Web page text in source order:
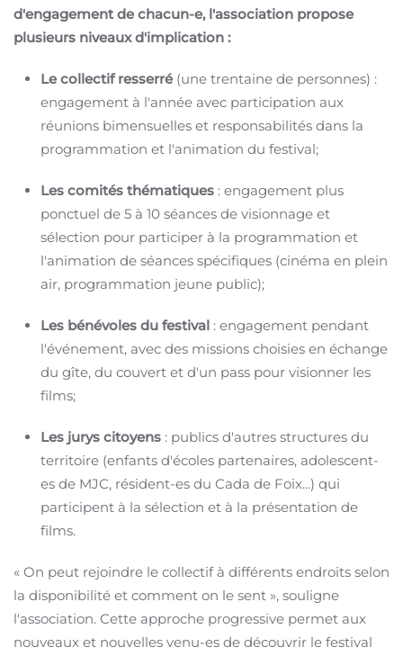
d'engagement de chacun-e, l'association propose
plusieurs niveaux d'implication :
Le collectif resserré (une trentaine de personnes) :
engagement à l'année avec participation aux
réunions bimensuelles et responsabilités dans la
programmation et l'animation du festival;
Les comités thématiques : engagement plus
ponctuel de 5 à 10 séances de visionnage et
sélection pour participer à la programmation et
l'animation de séances spécifiques (cinéma en plein
air, programmation jeune public);
Les bénévoles du festival : engagement pendant
l'événement, avec des missions choisies en échange
du gîte, du couvert et d'un pass pour visionner les
films;
Les jurys citoyens : publics d'autres structures du
territoire (enfants d'écoles partenaires, adolescent-
es de MJC, résident-es du Cada de Foix...) qui
participent à la sélection et à la présentation de
films.
« On peut rejoindre le collectif à différents endroits selon
la disponibilité et comment on le sent », souligne
l'association. Cette approche progressive permet aux
nouveaux et nouvelles venu-es de découvrir le festival